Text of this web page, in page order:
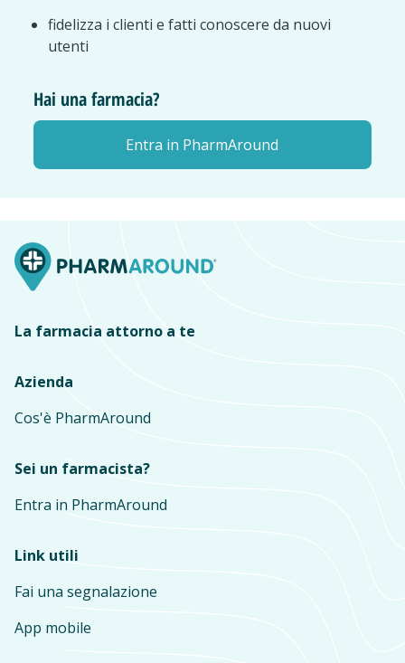
fidelizza i clienti e fatti conoscere da nuovi
utenti
Hai una farmacia?
Entra in PharmAround
La farmacia attorno a te
Azienda
Cos'è PharmAround
Sei un farmacista?
Entra in PharmAround
Link utili
Fai una segnalazione
App mobile